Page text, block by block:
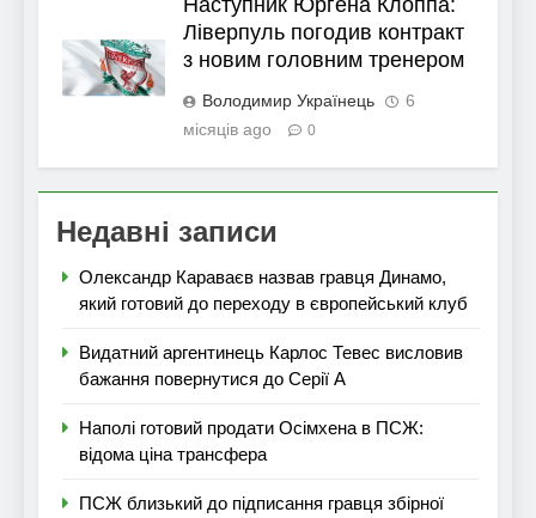
Наступник Юргена Клоппа:
Ліверпуль погодив контракт
з новим головним тренером
Володимир Українець
6
місяців ago
0
Недавні записи
Олександр Караваєв назвав гравця Динамо,
який готовий до переходу в європейський клуб
Видатний аргентинець Карлос Тевес висловив
бажання повернутися до Серії А
Наполі готовий продати Осімхена в ПСЖ:
відома ціна трансфера
ПСЖ близький до підписання гравця збірної